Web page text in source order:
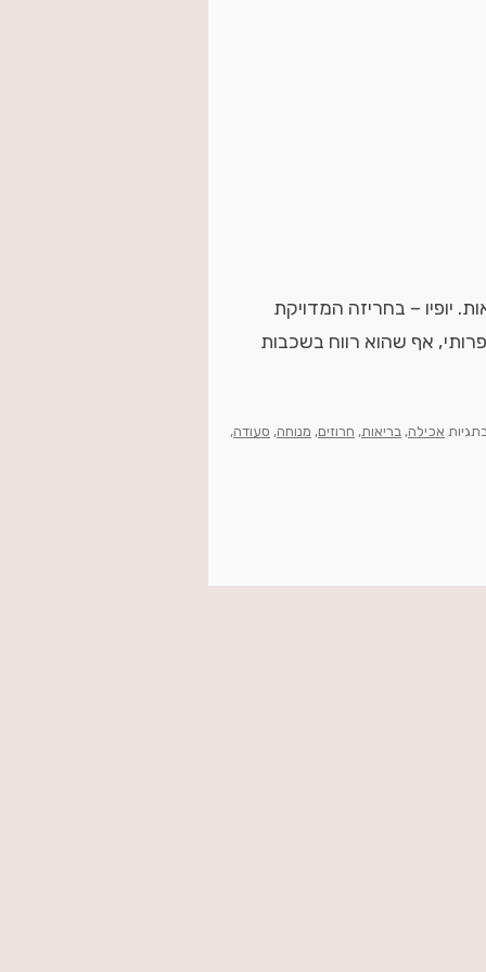
יופיו – בחריזה המדויקת
אף שהוא רווח בשכבות
אכילה, בריאות, חרוזים, מנוחה, סעודה,